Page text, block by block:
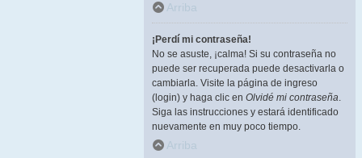
Arriba
¡Perdí mi contraseña!
No se asuste, ¡calma! Si su contraseña no
puede ser recuperada puede desactivarla o
cambiarla. Visite la página de ingreso
(login) y haga clic en Olvidé mi contraseña.
Siga las instrucciones y estará identificado
nuevamente en muy poco tiempo.
Arriba